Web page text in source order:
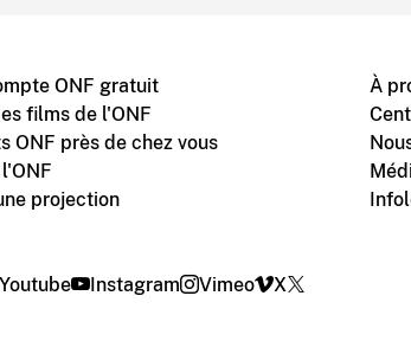
ONF gratuit
films de l'ONF
ONF près de chez vous
projection
À
Youtube Instagram Vimeo X